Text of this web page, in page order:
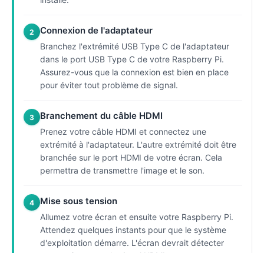
2 Connexion de l'adaptateur
Branchez l'extrémité USB Type C de l'adaptateur
dans le port USB Type C de votre Raspberry Pi.
Assurez-vous que la connexion est bien en place
pour éviter tout problème de signal.
3 Branchement du câble HDMI
Prenez votre câble HDMI et connectez une
extrémité à l'adaptateur. L'autre extrémité doit être
branchée sur le port HDMI de votre écran. Cela
permettra de transmettre l'image et le son.
4 Mise sous tension
Allumez votre écran et ensuite votre Raspberry Pi.
Attendez quelques instants pour que le système
d'exploitation démarre. L'écran devrait détecter